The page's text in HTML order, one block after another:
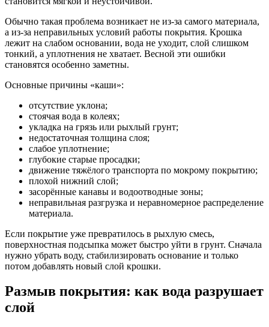
Обычно такая проблема возникает не из-за самого материала,
а из-за неправильных условий работы покрытия. Крошка
лежит на слабом основании, вода не уходит, слой слишком
тонкий, а уплотнения не хватает. Весной эти ошибки
становятся особенно заметны.
Основные причины «каши»:
отсутствие уклона;
стоячая вода в колеях;
укладка на грязь или рыхлый грунт;
недостаточная толщина слоя;
слабое уплотнение;
глубокие старые просадки;
движение тяжёлого транспорта по мокрому покрытию;
плохой нижний слой;
засорённые канавы и водоотводные зоны;
неправильная разгрузка и неравномерное распределение
материала.
Если покрытие уже превратилось в рыхлую смесь,
поверхностная подсыпка может быстро уйти в грунт. Сначала
нужно убрать воду, стабилизировать основание и только
потом добавлять новый слой крошки.
Размыв покрытия: как вода разрушает
слой